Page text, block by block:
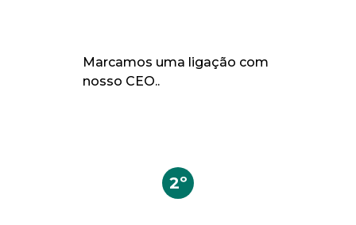
Marcamos uma ligação com
nosso CEO..
2º